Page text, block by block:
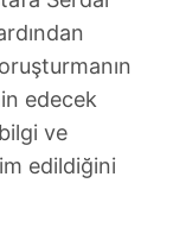
edecek
ve
edildiğini